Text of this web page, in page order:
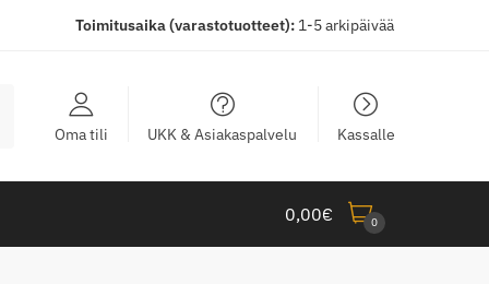
Toimitusaika (varastotuotteet): 1-5 arkipäivää
Oma tili
UKK & Asiakaspalvelu Kassalle
0,00€ 0